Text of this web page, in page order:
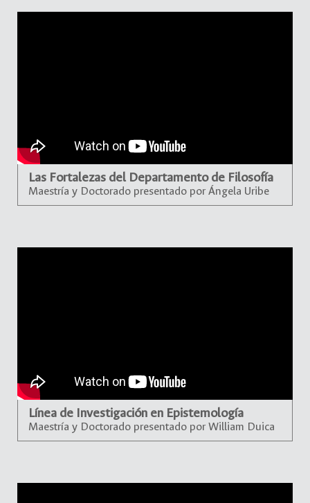
Las Fortalezas del Departamento de Filosofía
Maestría y Doctorado presentado por Ángela Uribe
Línea de Investigación en Epistemología
Maestría y Doctorado presentado por William Duica